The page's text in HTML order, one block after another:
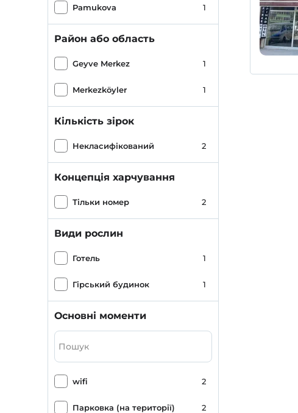
Pamukova 1
Район або область
Geyve Merkez 1
Merkezköyler 1
Кількість зірок
Некласифікований 2
Концепція харчування
Тільки номер 2
Види рослин
Готель 1
Гірський будинок 1
Основні моменти
wifi 2
Парковка (на території) 2